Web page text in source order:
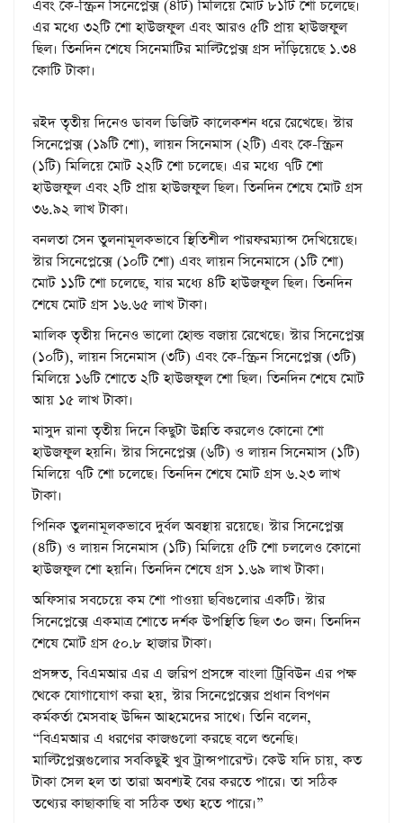
এবং কে-স্ক্রিন সিনেপ্লেক্স (৪টি) মিলিয়ে মোট ৮১টি শো চলেছে।
এর মধ্যে ৩২টি শো হাউজফুল এবং আরও ৫টি প্রায় হাউজফুল
ছিল। তিনদিন শেষে সিনেমাটির মাল্টিপ্লেক্স গ্রস দাঁড়িয়েছে ১.৩৪
কোটি টাকা।
রইদ তৃতীয় দিনেও ডাবল ডিজিট কালেকশন ধরে রেখেছে। স্টার
সিনেপ্লেক্স (১৯টি শো), লায়ন সিনেমাস (২টি) এবং কে-স্ক্রিন
(১টি) মিলিয়ে মোট ২২টি শো চলেছে। এর মধ্যে ৭টি শো
হাউজফুল এবং ২টি প্রায় হাউজফুল ছিল। তিনদিন শেষে মোট গ্রস
৩৬.৯২ লাখ টাকা।
বনলতা সেন তুলনামূলকভাবে স্থিতিশীল পারফরম্যান্স দেখিয়েছে।
স্টার সিনেপ্লেক্সে (১০টি শো) এবং লায়ন সিনেমাসে (১টি শো)
মোট ১১টি শো চলেছে, যার মধ্যে ৪টি হাউজফুল ছিল। তিনদিন
শেষে মোট গ্রস ১৬.৬৫ লাখ টাকা।
মালিক তৃতীয় দিনেও ভালো হোল্ড বজায় রেখেছে। স্টার সিনেপ্লেক্স
(১০টি), লায়ন সিনেমাস (৩টি) এবং কে-স্ক্রিন সিনেপ্লেক্স (৩টি)
মিলিয়ে ১৬টি শোতে ২টি হাউজফুল শো ছিল। তিনদিন শেষে মোট
আয় ১৫ লাখ টাকা।
মাসুদ রানা তৃতীয় দিনে কিছুটা উন্নতি করলেও কোনো শো
হাউজফুল হয়নি। স্টার সিনেপ্লেক্স (৬টি) ও লায়ন সিনেমাস (১টি)
মিলিয়ে ৭টি শো চলেছে। তিনদিন শেষে মোট গ্রস ৬.২৩ লাখ
টাকা।
পিনিক তুলনামূলকভাবে দুর্বল অবস্থায় রয়েছে। স্টার সিনেপ্লেক্স
(৪টি) ও লায়ন সিনেমাস (১টি) মিলিয়ে ৫টি শো চললেও কোনো
হাউজফুল শো হয়নি। তিনদিন শেষে গ্রস ১.৬৯ লাখ টাকা।
অফিসার সবচেয়ে কম শো পাওয়া ছবিগুলোর একটি। স্টার
সিনেপ্লেক্সে একমাত্র শোতে দর্শক উপস্থিতি ছিল ৩০ জন। তিনদিন
শেষে মোট গ্রস ৫০.৮ হাজার টাকা।
প্রসঙ্গত, বিএমআর এর এ জরিপ প্রসঙ্গে বাংলা ট্রিবিউন এর পক্ষ
থেকে যোগাযোগ করা হয়, স্টার সিনেপ্লেক্সের প্রধান বিপণন
কর্মকর্তা মেসবাহ উদ্দিন আহমেদের সাথে। তিনি বলেন,
“বিএমআর এ ধরণের কাজগুলো করছে বলে শুনেছি।
মাল্টিপ্লেক্সগুলোর সবকিছুই খুব ট্রান্সপারেন্ট। কেউ যদি চায়, কত
টাকা সেল হল তা তারা অবশ্যই বের করতে পারে। তা সঠিক
তথ্যের কাছাকাছি বা সঠিক তথ্য হতে পারে।”